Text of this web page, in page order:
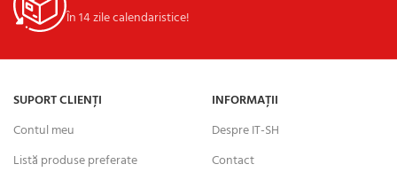
În 14 zile calendaristice!
SUPORT CLIENȚI
Contul meu
Listă produse preferate
INFORMAȚII
Despre IT-SH
Contact